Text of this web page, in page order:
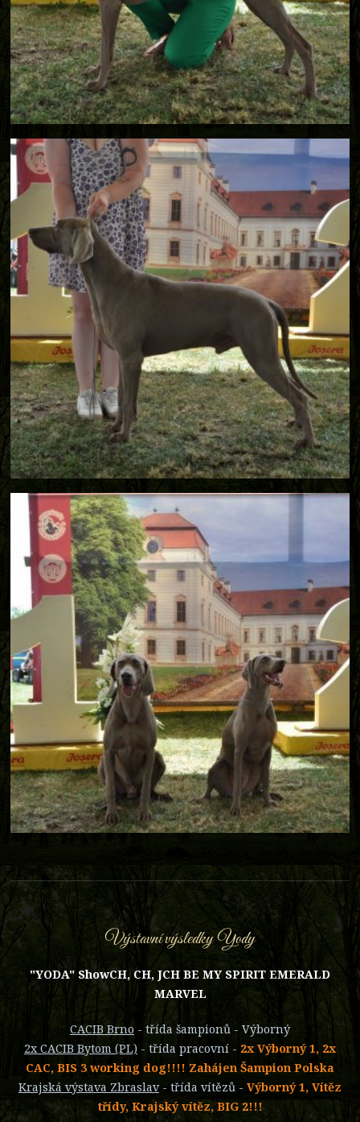
Výstavní výsledky Yody
"YODA" ShowCH, CH, JCH BE MY SPIRIT EMERALD
MARVEL
CACIB Brno - třída šampionů - Výborný
2x CACIB Bytom (PL) - třída pracovní - 2x Výborný 1, 2x
CAC, BIS 3 working dog!!!! Zahájen Šampion Polska
Krajská výstava Zbraslav- třída vítězů - Výborný 1, Vítěz
třídy, Krajský vítěz, BIG 2!!!